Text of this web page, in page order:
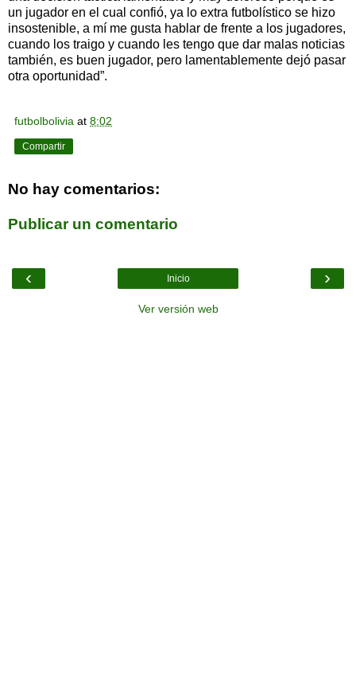
un jugador en el cual confió, ya lo extra futbolístico se hizo
insostenible, a mí me gusta hablar de frente a los jugadores,
cuando los traigo y cuando les tengo que dar malas noticias
también, es buen jugador, pero lamentablemente dejó pasar
otra oportunidad”.
futbolbolivia at 8:02
Compartir
No hay comentarios:
Publicar un comentario
‹ ›
Inicio
Ver versión web